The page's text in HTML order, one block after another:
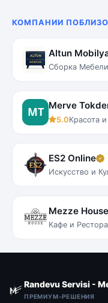
КОМПАНИИ
Altun
Сборка Мебели
Merve
5.0Красота
ES2 Online
Искусство и
Mezze House
Кафе и
Randevu Servisi -
ПРЕМИУМ-РЕШЕНИЯ